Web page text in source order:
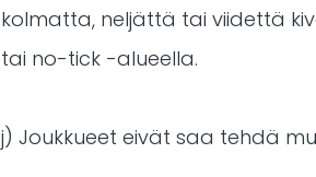
kolmatta, neljättä tai viidettä
tai no-tick -alueella.
j) Joukkueet eivät saa tehdä